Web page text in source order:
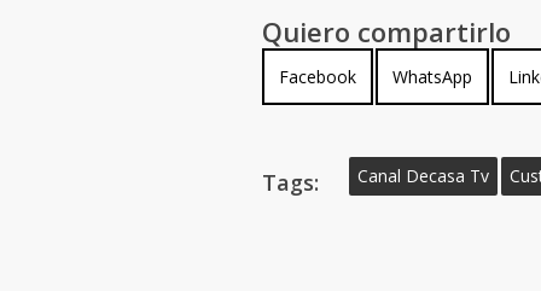
Quiero compartirlo
Compartir
en
Facebook
Compartir
en
WhatsApp
en
Tags: Canal Decasa Tv